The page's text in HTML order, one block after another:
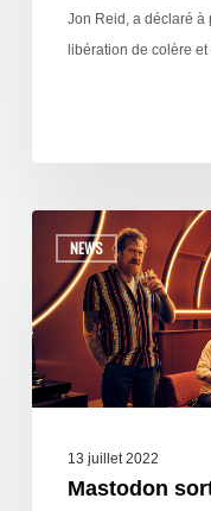
Jon Reid, a déclaré à
libération de colère
NEWS
13 juillet 2022
Mastodon